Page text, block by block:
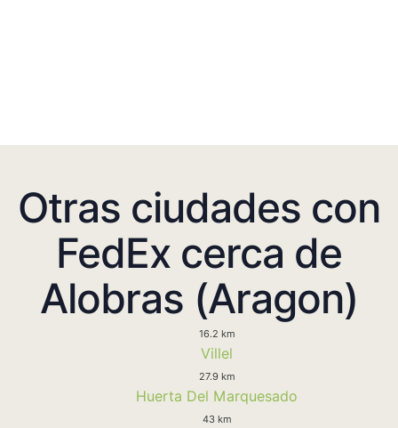
Otras ciudades con
FedEx cerca de
Alobras (Aragon)
16.2 km
Villel
27.9 km
Huerta Del Marquesado
43 km